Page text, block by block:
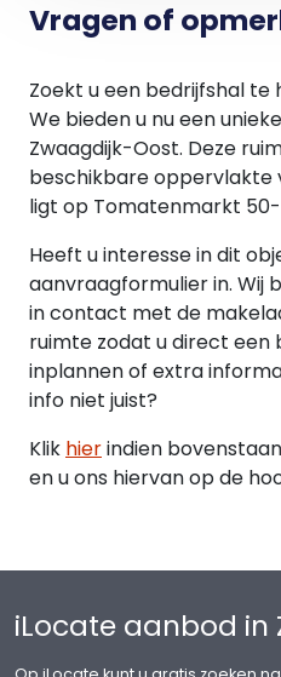
Vragen of
Zoekt u een bedrijfshal te
We bieden u nu een
Zwaagdijk-Oost. Deze
beschikbare oppervlakte
ligt op Tomatenmarkt
Heeft u interesse in dit
aanvraagformulier in. Wij
in contact met de
ruimte zodat u direct een
inplannen of extra
info niet juist?
Klik hierindien
en u ons hiervan op de
iLocate aanbod in